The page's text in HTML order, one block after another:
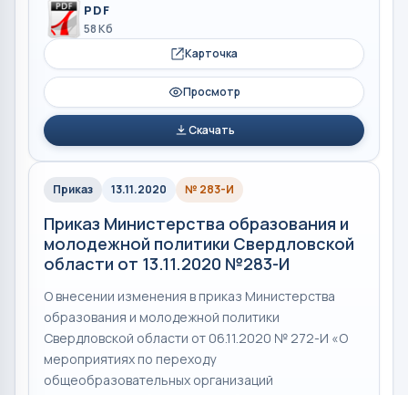
PDF
58 Кб
Карточка
Просмотр
Скачать
Приказ 13.11.2020 № 283-И
Приказ Министерства образования и
молодежной политики Свердловской
области от 13.11.2020 №283-И
О внесении изменения в приказ Министерства
образования и молодежной политики
Свердловской области от 06.11.2020 № 272-И «О
мероприятиях по переходу
общеобразовательных организаций